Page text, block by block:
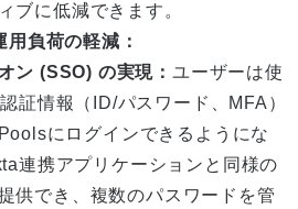
ブに低減できます。
用負荷の軽減：
ン (SSO) の実現：ユーザーは使
証情報（ID/パスワード、MFA）
にログインできるようにな
連携アプリケーションと同様の
供でき、複数のパスワードを管